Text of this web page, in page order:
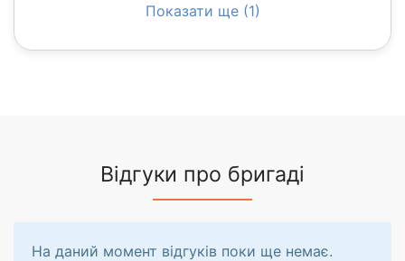
Показати ще (1)
Відгуки про бригаді
На даний момент відгуків поки ще немає.